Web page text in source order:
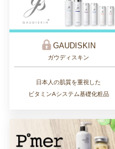
GAUDISKIN
ガウディスキン
日本人の肌質を重視した
ビタミンAシステム基礎化粧品